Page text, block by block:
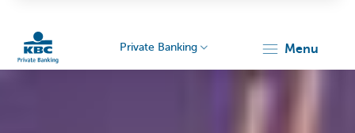
Private Banking menu